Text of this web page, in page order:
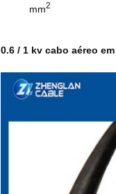
mm2
0.6 / 1 kv cabo aéreo